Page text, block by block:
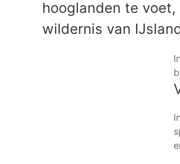
hooglanden te
wildernis van